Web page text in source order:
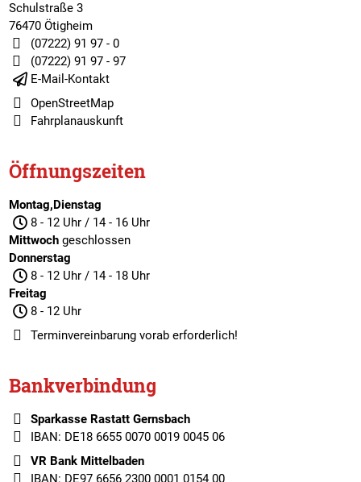
Schulstraße 3
76470 Ötigheim
(07222) 91 97 - 0
(07222) 91 97 - 97
E-Mail-Kontakt
OpenStreetMap
Fahrplanauskunft
Öffnungszeiten
Montag,Dienstag
8 - 12 Uhr / 14 - 16 Uhr
Mittwochgeschlossen
Donnerstag
8 - 12 Uhr / 14 - 18 Uhr
Freitag
8 - 12 Uhr
Terminvereinbarungvorab erforderlich!
Bankverbindung
Sparkasse Rastatt Gernsbach
IBAN: DE18 6655 0070 0019 0045 06
VR Bank Mittelbaden
IBAN: DE97 6656 2300 0001 0154 00